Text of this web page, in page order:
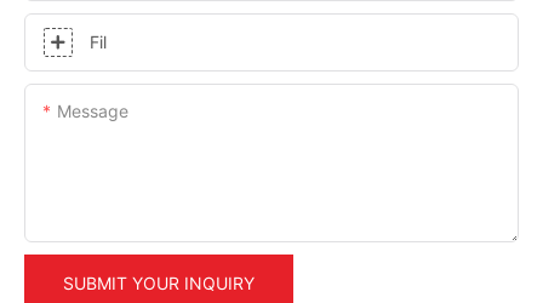
Fil
Message
SUBMIT YOUR INQUIRY